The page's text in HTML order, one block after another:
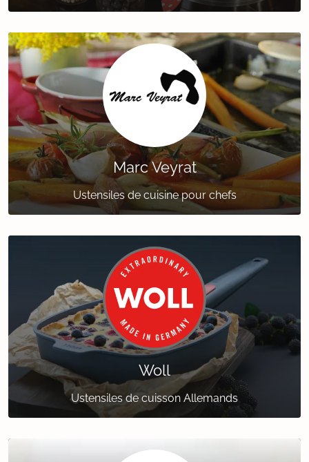
Marc Veyrat
Ustensiles de cuisine pour chefs
Woll
Ustensiles de cuisson Allemands